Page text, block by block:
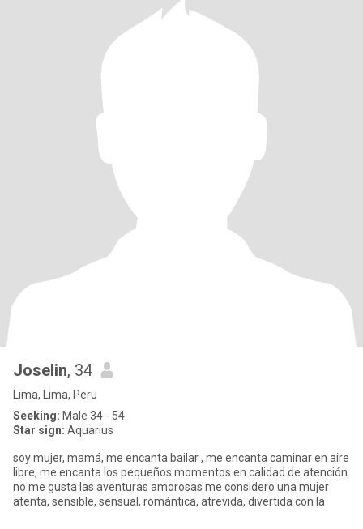
Joselin, 34
Lima, Lima, Peru
Seeking: Male 34 - 54
Star sign: Aquarius
soy mujer, mamá, me encanta bailar , me encanta caminar en aire
libre, me encanta los pequeños momentos en calidad de atención.
no me gusta las aventuras amorosas me considero una mujer
atenta, sensible, sensual, romántica, atrevida, divertida con la